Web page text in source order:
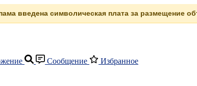
введена символическая плата за размещение
Сообщение Избранное